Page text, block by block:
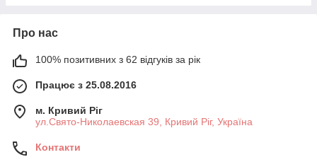
Про нас
100% позитивних з 62 відгуків за рік
Працює з 25.08.2016
м. Кривий Ріг
ул.Свято-Николаевская 39, Кривий Ріг, Україна
Контакти